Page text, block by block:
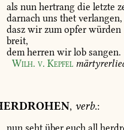
als nun hertrang die letzte
darnach uns thet verlangen,
dasz wir zum opfer würden
breit,
dem herren wir lob sangen.
Wilh. v. Kepfel
, verb.: